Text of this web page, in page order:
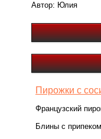
Автор: Юлия
Пирожки с
Французский
Блины с